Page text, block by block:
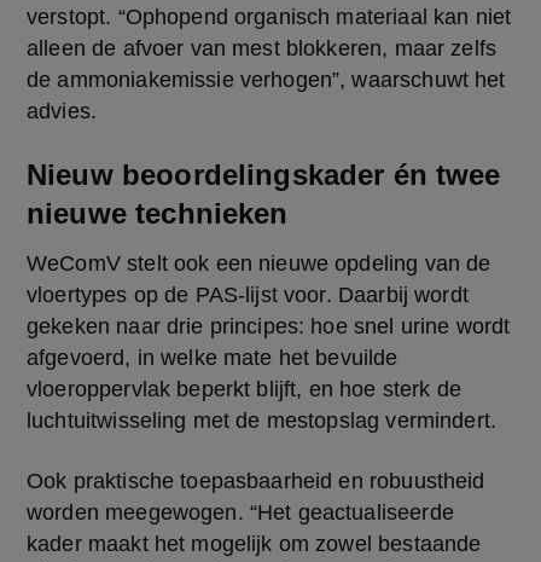
verstopt. “Ophopend organisch materiaal kan niet
alleen de afvoer van mest blokkeren, maar zelfs
de ammoniakemissie verhogen”, waarschuwt het
advies.
Nieuw beoordelingskader én twee
nieuwe technieken
WeComV stelt ook een nieuwe opdeling van de
vloertypes op de PAS-lijst voor. Daarbij wordt
gekeken naar drie principes: hoe snel urine wordt
afgevoerd, in welke mate het bevuilde
vloeroppervlak beperkt blijft, en hoe sterk de
luchtuitwisseling met de mestopslag vermindert.
Ook praktische toepasbaarheid en robuustheid
worden meegewogen. “Het geactualiseerde
kader maakt het mogelijk om zowel bestaande